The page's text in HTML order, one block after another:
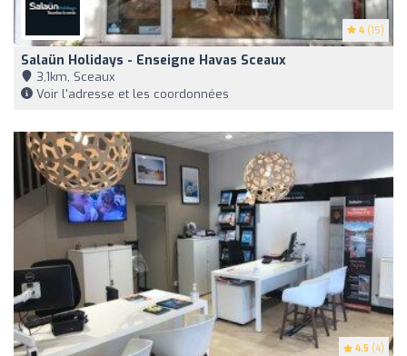
4 (15)
Salaün Holidays - Enseigne Havas Sceaux
3,1km, Sceaux
Voir l'adresse et les coordonnées
4.5 (4)